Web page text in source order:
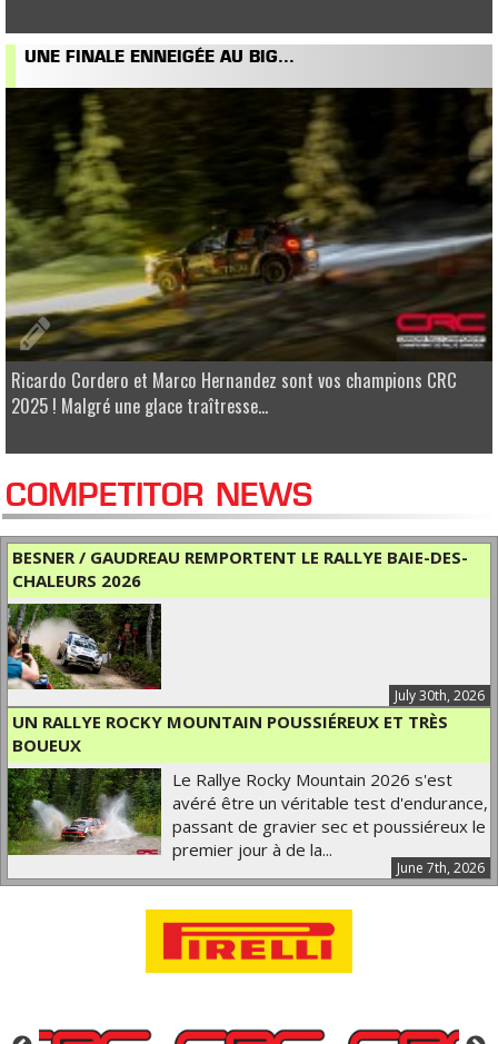
UNE FINALE ENNEIGÉE AU BIG...
Ricardo Cordero et Marco Hernandez sont vos champions CRC
2025 ! Malgré une glace traîtresse...
COMPETITOR NEWS
BESNER / GAUDREAU REMPORTENT LE RALLYE BAIE-DES-
CHALEURS 2026
July 30th, 2026
UN RALLYE ROCKY MOUNTAIN POUSSIÉREUX ET TRÈS
BOUEUX
June 7th, 2026
Le Rallye Rocky Mountain 2026 s'est
avéré être un véritable test d'endurance,
passant de gravier sec et poussiéreux le
premier jour à de la...